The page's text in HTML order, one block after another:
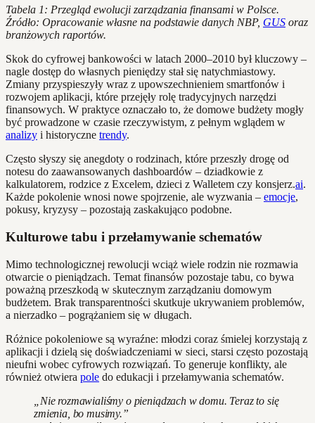
Tabela 1: Przegląd ewolucji zarządzania finansami w Polsce.
Źródło: Opracowanie własne na podstawie danych NBP, GUS oraz
branżowych raportów.
Skok do cyfrowej bankowości w latach 2000–2010 był kluczowy –
nagle dostęp do własnych pieniędzy stał się natychmiastowy.
Zmiany przyspieszyły wraz z upowszechnieniem smartfonów i
rozwojem aplikacji, które przejęły rolę tradycyjnych narzędzi
finansowych. W praktyce oznaczało to, że domowe budżety mogły
być prowadzone w czasie rzeczywistym, z pełnym wglądem w
analizy i historyczne trendy.
Często słyszy się anegdoty o rodzinach, które przeszły drogę od
notesu do zaawansowanych dashboardów – dziadkowie z
kalkulatorem, rodzice z Excelem, dzieci z Walletem czy konsjerz.ai.
Każde pokolenie wnosi nowe spojrzenie, ale wyzwania – emocje,
pokusy, kryzysy – pozostają zaskakująco podobne.
Kulturowe tabu i przełamywanie schematów
Mimo technologicznej rewolucji wciąż wiele rodzin nie rozmawia
otwarcie o pieniądzach. Temat finansów pozostaje tabu, co bywa
poważną przeszkodą w skutecznym zarządzaniu domowym
budżetem. Brak transparentności skutkuje ukrywaniem problemów,
a nierzadko – pogrążaniem się w długach.
Różnice pokoleniowe są wyraźne: młodzi coraz śmielej korzystają z
aplikacji i dzielą się doświadczeniami w sieci, starsi często pozostają
nieufni wobec cyfrowych rozwiązań. To generuje konflikty, ale
również otwiera pole do edukacji i przełamywania schematów.
„Nie rozmawialiśmy o pieniądzach w domu. Teraz to się
zmienia, bo musimy.”